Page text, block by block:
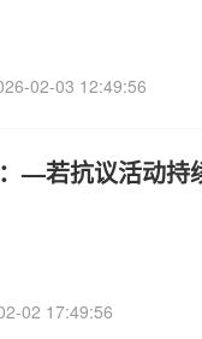
02-03 12:49:56
—若抗议活动持
02 17:49:56